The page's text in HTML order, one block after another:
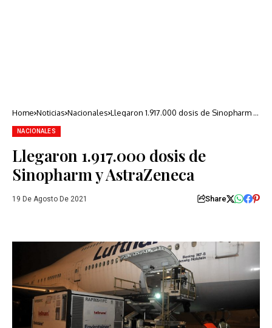
Home Noticias Nacionales Llegaron 1.917.000 dosis de Sinopharm y
NACIONALES
Llegaron 1.917.000 dosis de
Sinopharm y AstraZeneca
19 De Agosto De 2021 Share